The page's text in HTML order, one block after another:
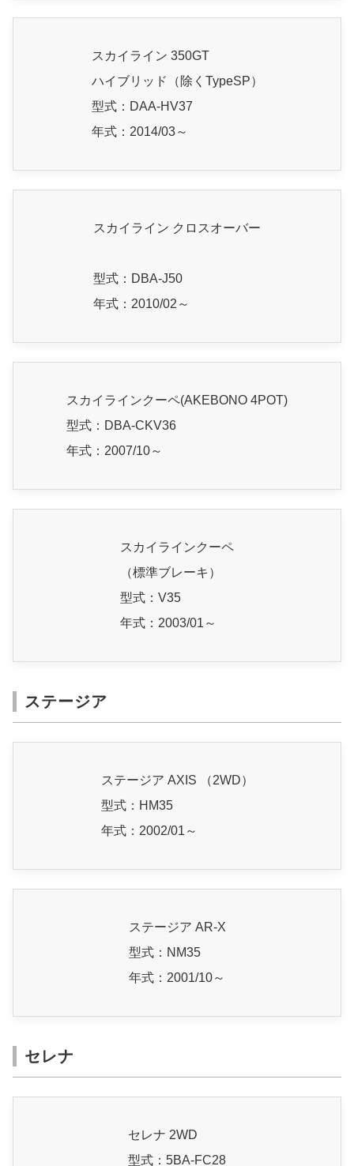
スカイライン 350GT
ハイブリッド（除くTypeSP）
型式：DAA-HV37
年式：2014/03～
スカイライン クロスオーバー
型式：DBA-J50
年式：2010/02～
スカイラインクーペ(AKEBONO 4POT)
型式：DBA-CKV36
年式：2007/10～
スカイラインクーペ
（標準ブレーキ）
型式：V35
年式：2003/01～
ステージア
ステージア AXIS （2WD）
型式：HM35
年式：2002/01～
ステージア AR-X
型式：NM35
年式：2001/10～
セレナ
セレナ 2WD
型式：5BA-FC28